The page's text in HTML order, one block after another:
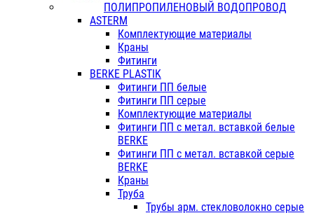
ПОЛИПРОПИЛЕНОВЫЙ ВОДОПРОВОД
ASTERM
Комплектующие материалы
Краны
Фитинги
BERKE PLASTIK
Фитинги ПП белые
Фитинги ПП серые
Комплектующие материалы
Фитинги ПП с метал. вставкой белые
BERKE
Фитинги ПП с метал. вставкой серые
BERKE
Краны
Труба
Трубы арм. стекловолокно серые